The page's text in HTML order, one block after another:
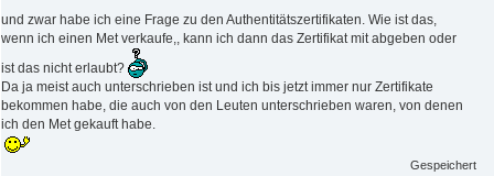
und zwar habe ich eine Frage zu den Authentitätszertifikaten. Wie ist das,
wenn ich einen Met verkaufe,, kann ich dann das Zertifikat mit abgeben oder
ist das nicht erlaubt?
Da ja meist auch unterschrieben ist und ich bis jetzt immer nur Zertifikate
bekommen habe, die auch von den Leuten unterschrieben waren, von denen
ich den Met gekauft habe.
Gespeichert